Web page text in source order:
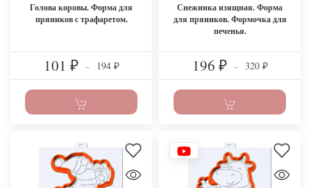
Голова коровы. Форма для
пряников с трафаретом.
101 ₽ – 194 ₽
Снежинка изящная. Форма
для пряников. Формочка для
печенья.
196 ₽ – 320 ₽